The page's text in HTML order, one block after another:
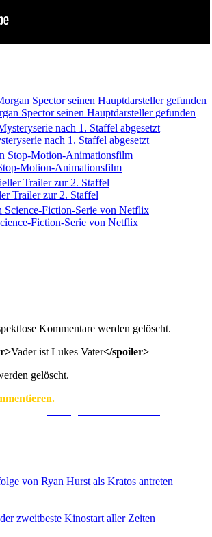
Spector seinen Hauptdarsteller gefunden
nach 1. Staffel abgesetzt
Motion-Animationsfilm
Trailer zur 2. Staffel
Fiction-Serie von Netflix
Kommentare werden gelöscht.
Vader ist Lukes Vater</spoiler>
gelöscht.
von Ryan Hurst als Kratos antreten
zweitbeste Kinostart aller Zeiten